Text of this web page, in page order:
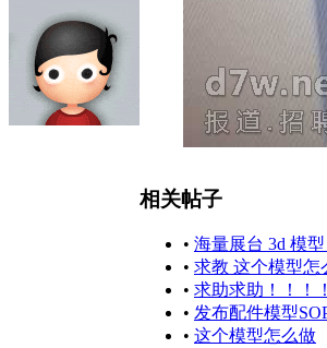
相关帖子
• 海量展台 3d 模
• 求教 这个模型怎
• 求助求助！！！
• 发布配件模型
• 这个模型怎么做